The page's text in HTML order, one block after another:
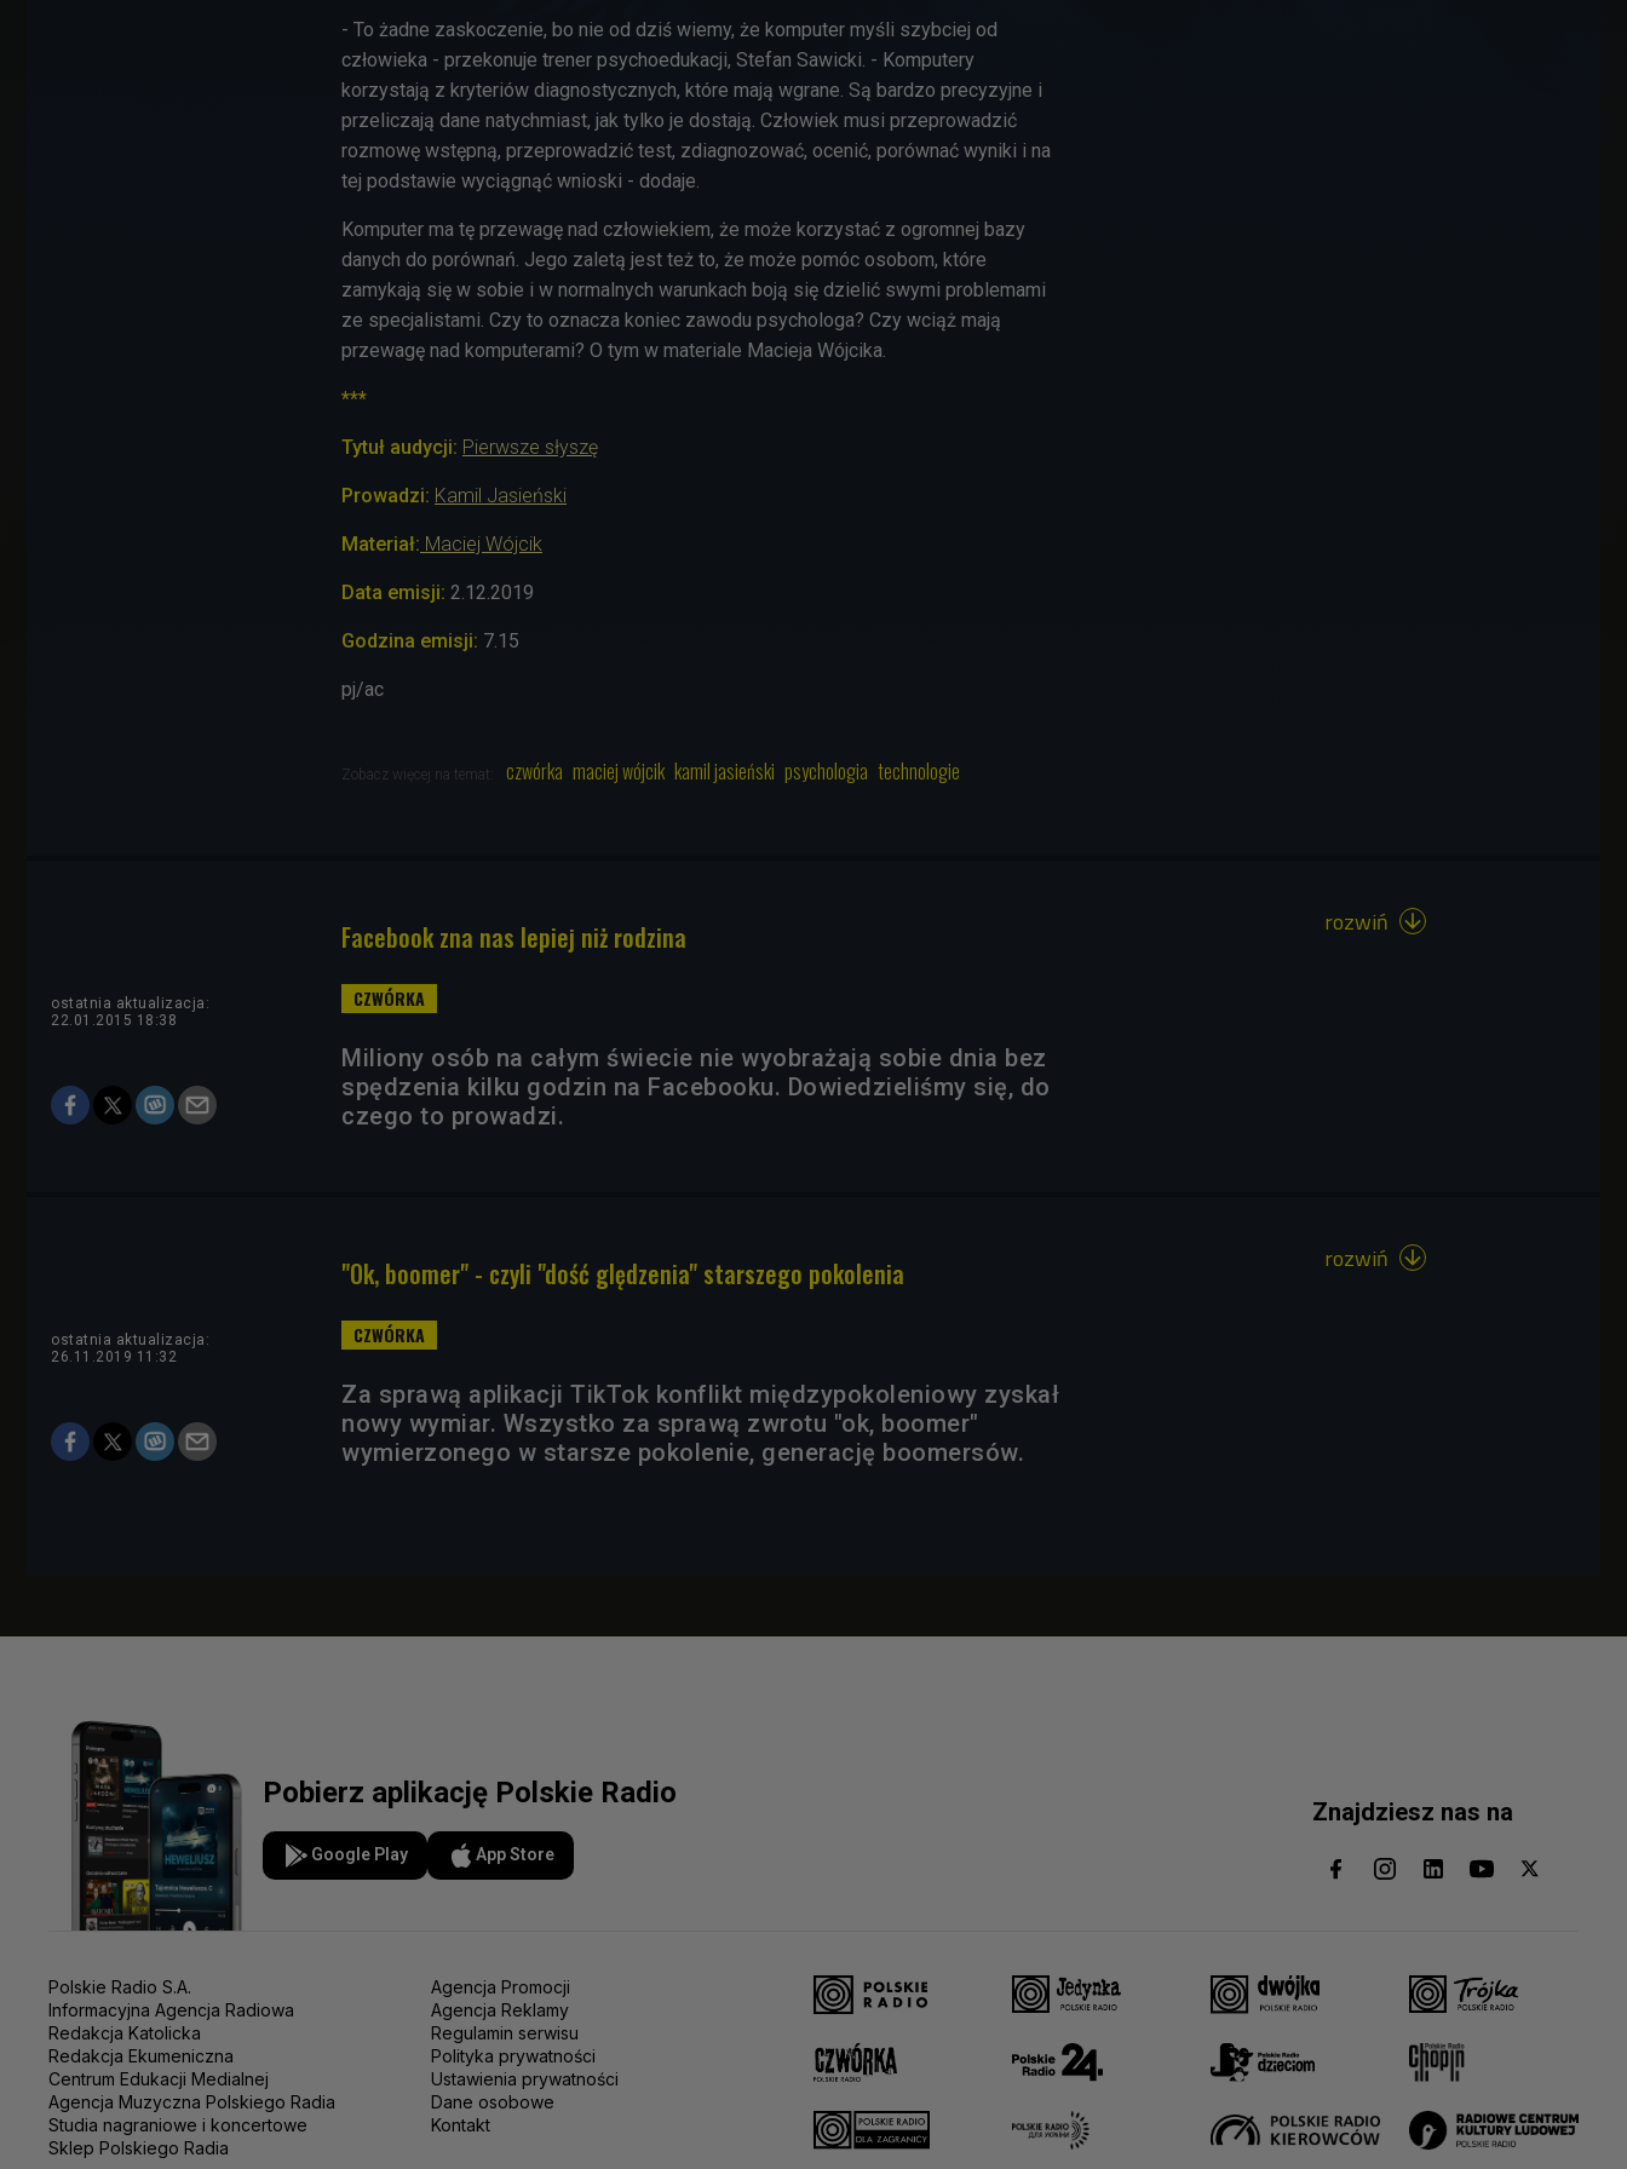
- To żadne zaskoczenie, bo nie od dziś wiemy, że komputer myśli szybciej od
człowieka - przekonuje trener psychoedukacji, Stefan Sawicki. - Komputery
korzystają z kryteriów diagnostycznych, które mają wgrane. Są bardzo precyzyjne i
przeliczają dane natychmiast, jak tylko je dostają. Człowiek musi przeprowadzić
rozmowę wstępną, przeprowadzić test, zdiagnozować, ocenić, porównać wyniki i na
tej podstawie wyciągnąć wnioski - dodaje.
Komputer ma tę przewagę nad człowiekiem, że może korzystać z ogromnej bazy
danych do porównań. Jego zaletą jest też to, że może pomóc osobom, które
zamykają się w sobie i w normalnych warunkach boją się dzielić swymi problemami
ze specjalistami. Czy to oznacza koniec zawodu psychologa? Czy wciąż mają
przewagę nad komputerami? O tym w materiale Macieja Wójcika.
***
Tytuł audycji: Pierwsze słyszę
Prowadzi: Kamil Jasieński
Materiał: Maciej Wójcik
Data emisji: 2.12.2019
Godzina emisji: 7.15
pj/ac
Zobacz więcej na temat: czwórka maciej wójcik kamil jasieński psychologia technologie
Facebook zna nas lepiej niż rodzina
ostatnia aktualizacja:
22.01.2015 18:38
Miliony osób na całym świecie nie wyobrażają sobie dnia bez
spędzenia kilku godzin na Facebooku. Dowiedzieliśmy się, do
czego to prowadzi.
rozwiń 
"Ok, boomer" - czyli "dość ględzenia" starszego pokolenia
ostatnia aktualizacja:
26.11.2019 11:32
Za sprawą aplikacji TikTok konflikt międzypokoleniowy zyskał
nowy wymiar. Wszystko za sprawą zwrotu "ok, boomer"
wymierzonego w starsze pokolenie, generację boomersów.
rozwiń 
Pobierz aplikację Polskie Radio
Google Play App Store
Znajdziesz nas na
Polskie Radio S.A.
Informacyjna Agencja Radiowa
Redakcja Katolicka
Redakcja Ekumeniczna
Centrum Edukacji Medialnej
Agencja Muzyczna Polskiego Radia
Studia nagraniowe i koncertowe
Sklep Polskiego Radia
Agencja Promocji
Agencja Reklamy
Regulamin serwisu
Polityka prywatności
Ustawienia prywatności
Dane osobowe
Kontakt